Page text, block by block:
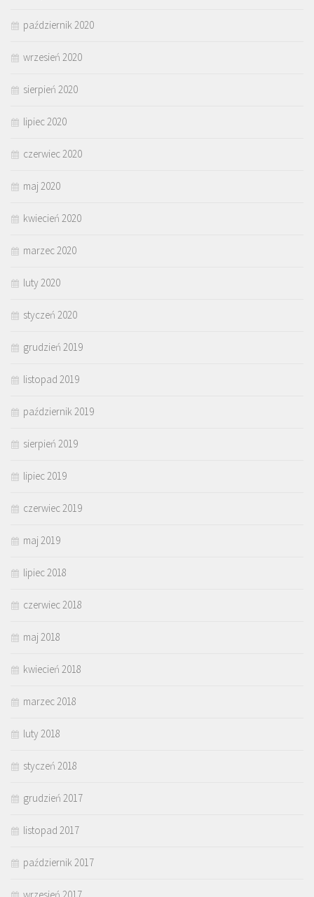
październik 2020
wrzesień 2020
sierpień 2020
lipiec 2020
czerwiec 2020
maj 2020
kwiecień 2020
marzec 2020
luty 2020
styczeń 2020
grudzień 2019
listopad 2019
październik 2019
sierpień 2019
lipiec 2019
czerwiec 2019
maj 2019
lipiec 2018
czerwiec 2018
maj 2018
kwiecień 2018
marzec 2018
luty 2018
styczeń 2018
grudzień 2017
listopad 2017
październik 2017